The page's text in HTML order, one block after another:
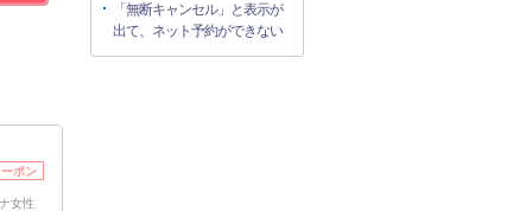
ポン
女性
「無断キャンセル」と表示が
出て、ネット予約ができない